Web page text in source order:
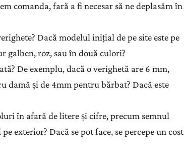
comanda, fară a fi necesar să ne deplasăm în
Dacă modelul inițial de pe site este pe
galben, roz, sau în două culori?
De exemplu, dacă o verighetă are 6 mm,
damă și de 4mm pentru bărbat? Dacă este
în afară de litere și cifre, precum semnul
exterior? Dacă se pot face, se percepe un cost